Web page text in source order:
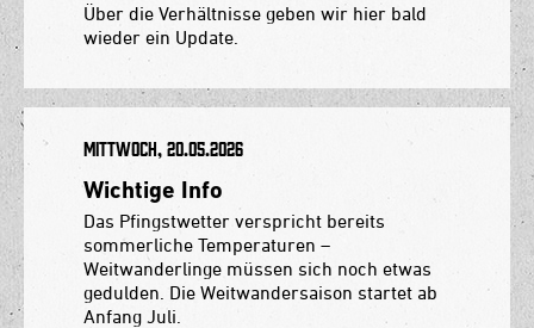
Über die Verhältnisse geben wir hier bald
wieder ein Update.
Mittwoch, 20.05.2026
Wichtige Info
Das Pfingstwetter verspricht bereits
sommerliche Temperaturen –
Weitwanderlinge müssen sich noch etwas
gedulden. Die Weitwandersaison startet ab
Anfang Juli.